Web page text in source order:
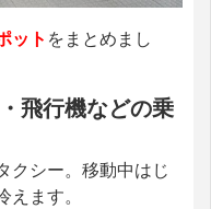
ット をまとめまし
飛行機などの乗
クシー。移動中はじ
ます。